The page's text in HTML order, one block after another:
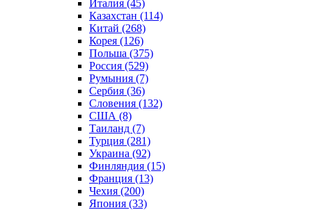
Италия (45)
Казахстан (114)
Китай (268)
Корея (126)
Польша (375)
Россия (529)
Румыния (7)
Сербия (36)
Словения (132)
США (8)
Таиланд (7)
Турция (281)
Украина (92)
Финляндия (15)
Франция (13)
Чехия (200)
Япония (33)